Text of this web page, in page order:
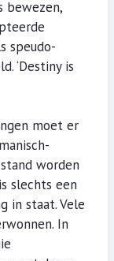
bewezen,
speudo-
‘Destiny is
moet er
worden
slechts een
in staat. Vele
In